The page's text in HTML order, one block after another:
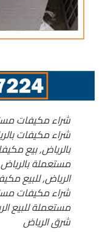
شراء مكیفات
شراء مكيفات
بالرياض, بيع
مستعملة
الرياض, للبيع
شراء مكيفات
مستعملة للبيع
شرق الرياض